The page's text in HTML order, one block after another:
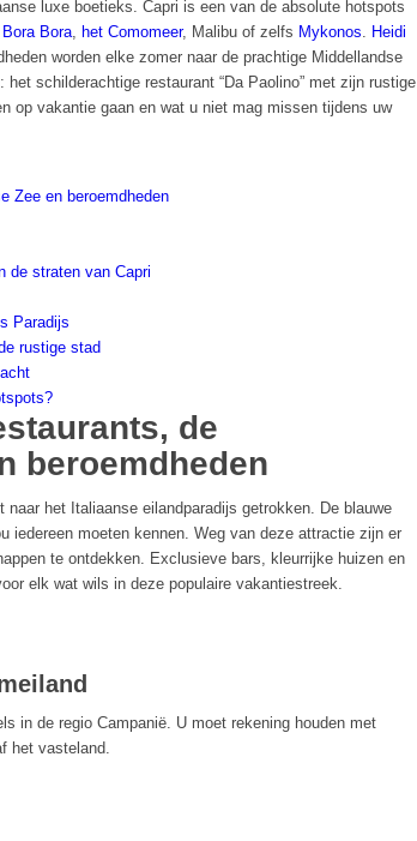
luxe boetieks. Capri is een van de absolute hotspots
Bora Bora, het Comomeer, Malibu of zelfs Mykonos. Heidi
worden elke zomer naar de prachtige Middellandse
schilderachtige restaurant “Da Paolino” met zijn rustige
op vakantie gaan en wat u niet mag missen tijdens uw
Zee en beroemdheden
de straten van Capri
Paradijs
rustige stad
de
beroemdheden
naar het Italiaanse eilandparadijs getrokken. De blauwe
iedereen moeten kennen. Weg van deze attractie zijn er
te ontdekken. Exclusieve bars, kleurrijke huizen en
elk wat wils in deze populaire vakantiestreek.
in de regio Campanië. U moet rekening houden met
het vasteland.